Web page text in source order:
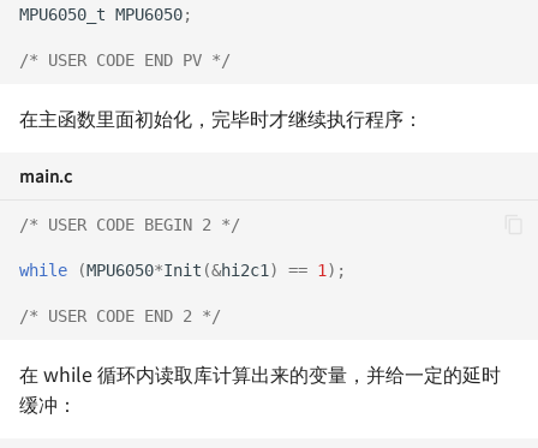
MPU6050_t MPU6050;
/* USER CODE END PV */
在主函数里面初始化，完毕时才继续执行程序：
main.c
/* USER CODE BEGIN 2 */
while (MPU6050*Init (&hi2c1 ) == 1 );
/* USER CODE END 2 */
在 while 循环内读取库计算出来的变量，并给一定的延时
缓冲：